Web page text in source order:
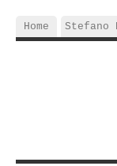
Home Stefano